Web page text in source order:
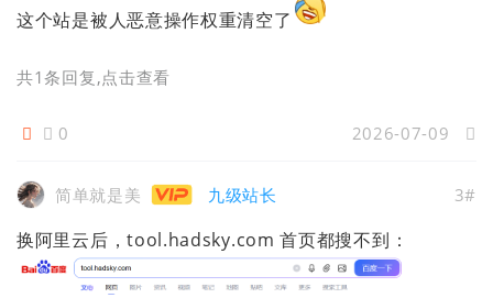
这个站是被人恶意操作权重清空了
共1条回复 ,点击查看
0 2026-07-09
简单就是美 九级站长 3#
换阿里云后，tool.hadsky.com 首页都搜不到：